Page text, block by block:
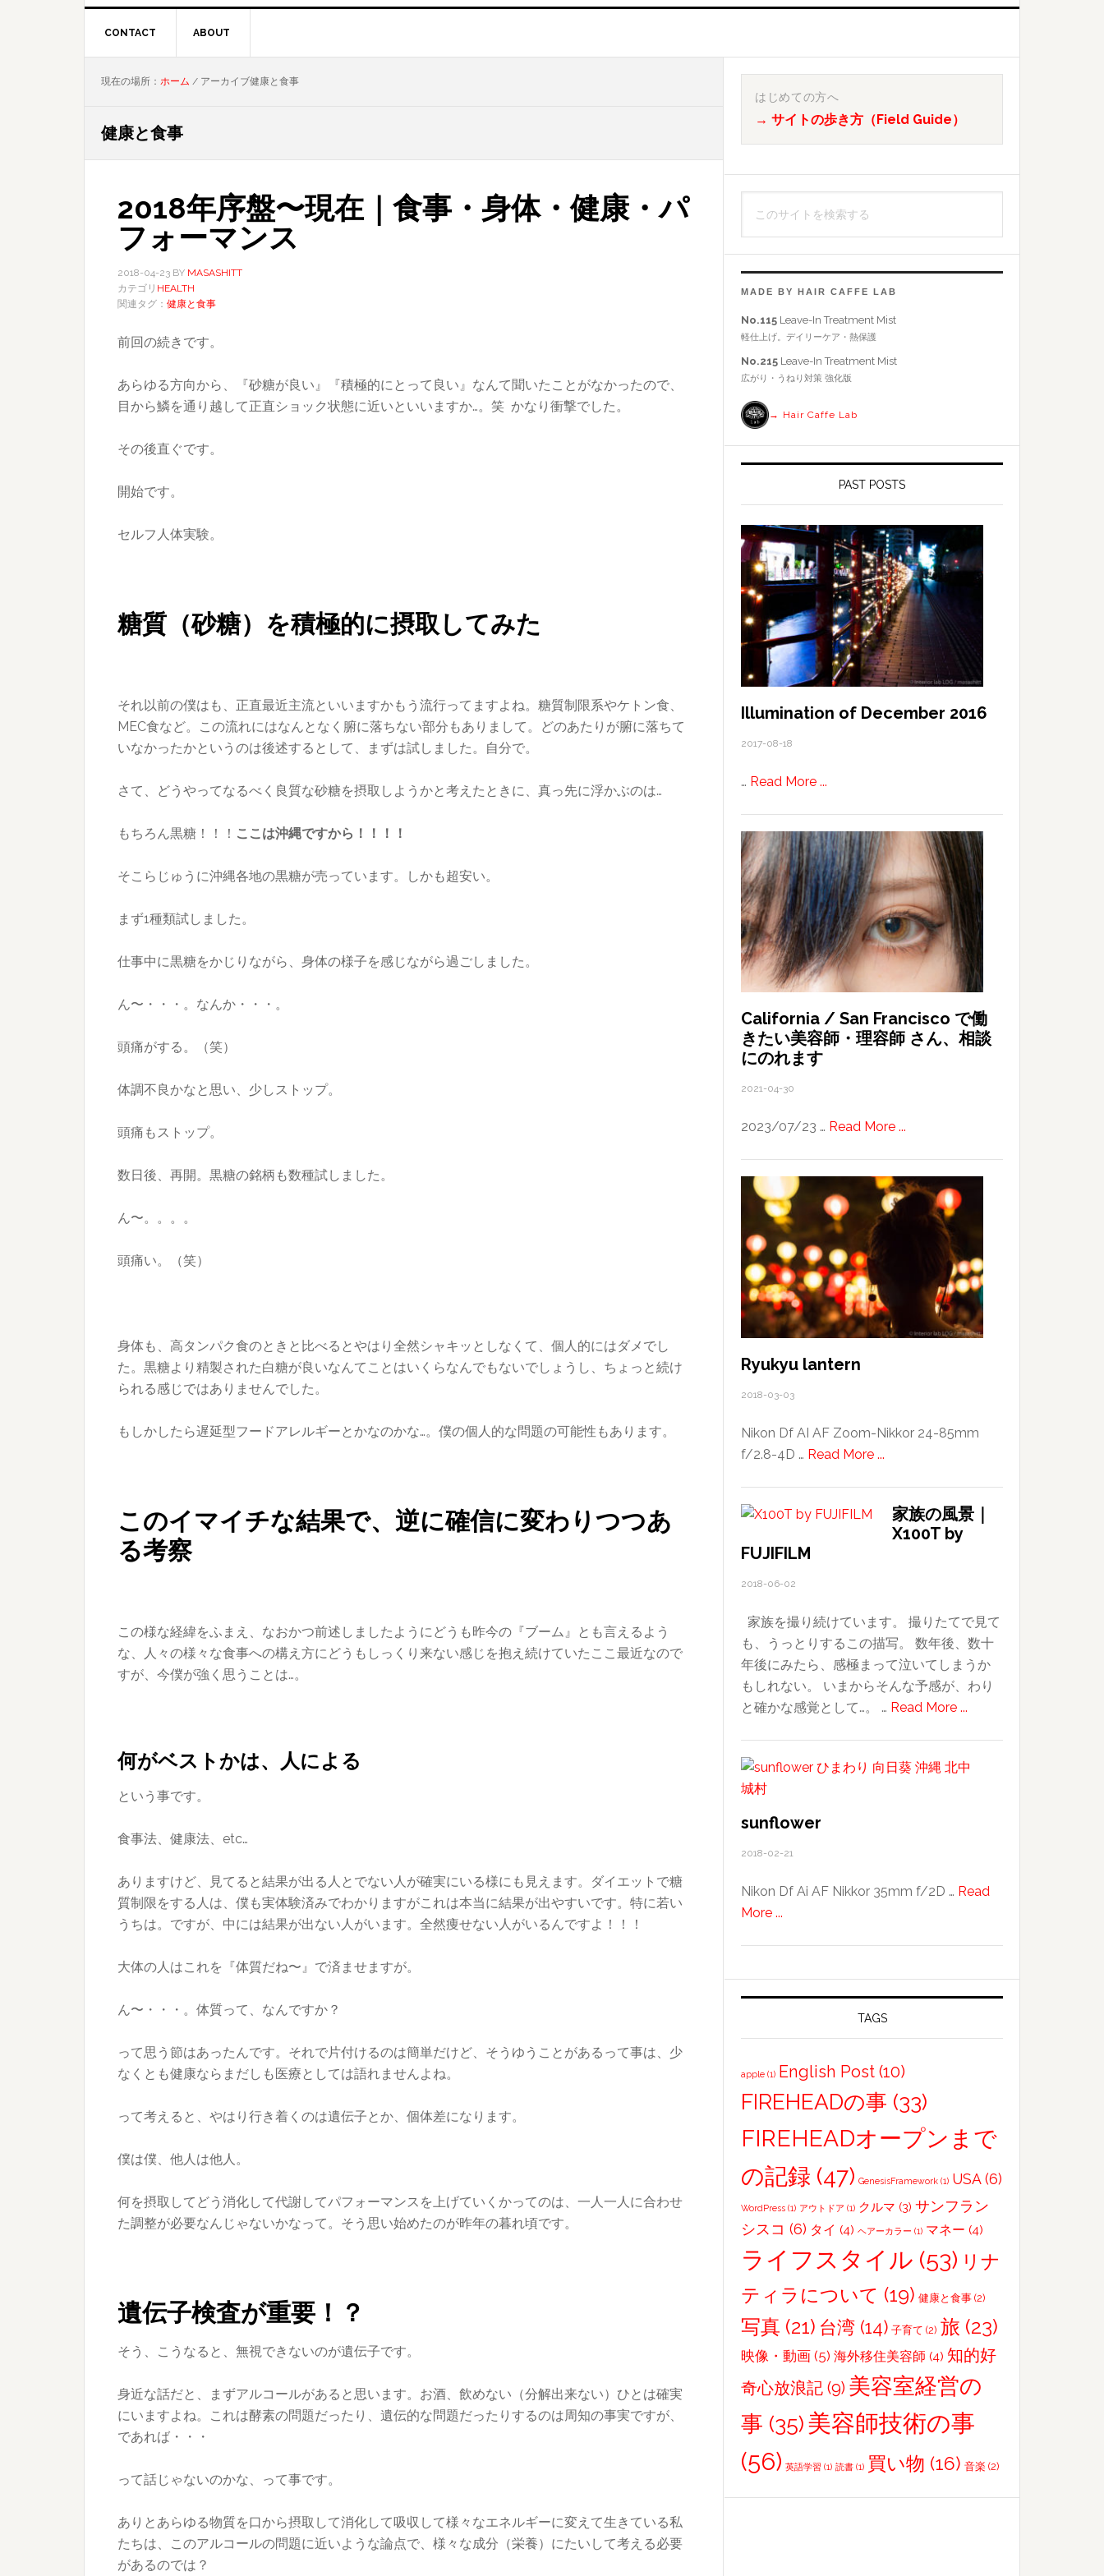
CONTACT ABOUT
現在の場所： ホーム / アーカイブ健康と食事
健康と食事
2018年序盤〜現在｜食事・身体・健康・パ
フォーマンス
2018-04-23 BY MASASHITT
カテゴリ HEALTH
関連タグ： 健康と食事
前回の続きです。
あらゆる方向から、『砂糖が良い』『積極的にとって良い』なんて聞いたことがなかったので、
目から鱗を通り越して正直ショック状態に近いといいますか…。笑 かなり衝撃でした。
その後直ぐです。
開始です。
セルフ人体実験。
糖質（砂糖）を積極的に摂取してみた
それ以前の僕はも、正直最近主流といいますかもう流行ってますよね。糖質制限系やケトン食、
MEC食など。この流れにはなんとなく腑に落ちない部分もありまして。どのあたりが腑に落ちて
いなかったかというのは後述するとして、まずは試しました。自分で。
さて、どうやってなるべく良質な砂糖を摂取しようかと考えたときに、真っ先に浮かぶのは…
もちろん黒糖！！！ ここは沖縄ですから！！！！
そこらじゅうに沖縄各地の黒糖が売っています。しかも超安い。
まず1種類試しました。
仕事中に黒糖をかじりながら、身体の様子を感じながら過ごしました。
ん〜・・・。なんか・・・。
頭痛がする。（笑）
体調不良かなと思い、少しストップ。
頭痛もストップ。
数日後、再開。黒糖の銘柄も数種試しました。
ん〜。。。。
頭痛い。（笑）
身体も、高タンパク食のときと比べるとやはり全然シャキッとしなくて、個人的にはダメでし
た。黒糖より精製された白糖が良いなんてことはいくらなんでもないでしょうし、ちょっと続け
られる感じではありませんでした。
もしかしたら遅延型フードアレルギーとかなのかな…。僕の個人的な問題の可能性もあります。
このイマイチな結果で、逆に確信に変わりつつあ
る考察
この様な経緯をふまえ、なおかつ前述しましたようにどうも昨今の『ブーム』とも言えるよう
な、人々の様々な食事への構え方にどうもしっくり来ない感じを抱え続けていたここ最近なので
すが、今僕が強く思うことは…。
何がベストかは、人による
という事です。
食事法、健康法、etc…
ありますけど、見てると結果が出る人とでない人が確実にいる様にも見えます。ダイエットで糖
質制限をする人は、僕も実体験済みでわかりますがこれは本当に結果が出やすいです。特に若い
うちは。ですが、中には結果が出ない人がいます。全然痩せない人がいるんですよ！！！
大体の人はこれを『体質だね〜』で済ませますが。
ん〜・・・。体質って、なんですか？
って思う節はあったんです。それで片付けるのは簡単だけど、そうゆうことがあるって事は、少
なくとも健康ならまだしも医療としては語れませんよね。
って考えると、やはり行き着くのは遺伝子とか、個体差になります。
僕は僕、他人は他人。
何を摂取してどう消化して代謝してパフォーマンスを上げていくかってのは、一人一人に合わせ
た調整が必要なんじゃないかなって。そう思い始めたのが昨年の暮れ頃です。
遺伝子検査が重要！？
そう、こうなると、無視できないのが遺伝子です。
身近な話だと、まずアルコールがあると思います。お酒、飲めない（分解出来ない）ひとは確実
にいますよね。これは酵素の問題だったり、遺伝的な問題だったりするのは周知の事実ですが、
であれば・・・
って話じゃないのかな、って事です。
ありとあらゆる物質を口から摂取して消化して吸収して様々なエネルギーに変えて生きている私
たちは、このアルコールの問題に近いような論点で、様々な成分（栄養）にたいして考える必要
があるのでは？
最
イ
バ
ー
はじめての方へ
→ サイトの歩き方（Field Guide）
ト
検
す
MADE BY HAIR CAFFE LAB
No.115 Leave-In Treatment Mist
軽仕上げ。デイリーケア・熱保護
No.215 Leave-In Treatment Mist
広がり・うねり対策 強化版
→ Hair Caffe Lab
PAST POSTS
Illumination of December 2016
2017-08-18
… Read More ...
December
2016
California / San Francisco で働
きたい美容師・理容師 さん、相談
にのれます
2021-04-30
2023/07/23 … Read More ...
San
Francisco
美
ん、
相
談
ま
す
Ryukyu lantern
2018-03-03
Nikon Df AI AF Zoom-Nikkor 24-85mm
f/2.8-4D … Read More ...
家族の風景｜
X100T by
FUJIFILM
2018-06-02
家族を撮り続けています。 撮りたてで見て
も、うっとりするこの描写。 数年後、数十
年後にみたら、感極まって泣いてしまうか
もしれない。 いまからそんな予感が、わり
と確かな感覚として…。 … Read More ...
の
FUJIFILM
sunflower
2018-02-21
Nikon Df Ai AF Nikkor 35mm f/2D … Read
More ...
TAGS
apple (1) English Post (10)
FIREHEADの事 (33)
FIREHEADオープンまで
の記録 (47) GenesisFramework (1) USA(6)
WordPress (1) アウトドア (1) クルマ (3) サンフラン
シスコ (6) タイ (4) ヘアーカラー (1) マネー (4)
ライフスタイル (53) リナ
ティラについて (19) 健康と食事 (2)
写真 (21) 台湾 (14) 子育て (2) 旅 (23)
映像・動画 (5) 海外移住美容師 (4) 知的好
奇心放浪記 (9) 美容室経営の
事 (35)美容師技術の事
(56) 英語学習 (1) 読書 (1) 買い物 (16) 音楽 (2)